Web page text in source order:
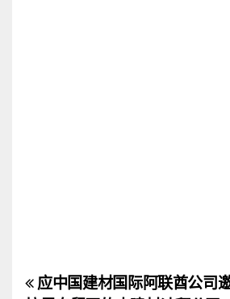
文
应中国建材国际阿联酋公司